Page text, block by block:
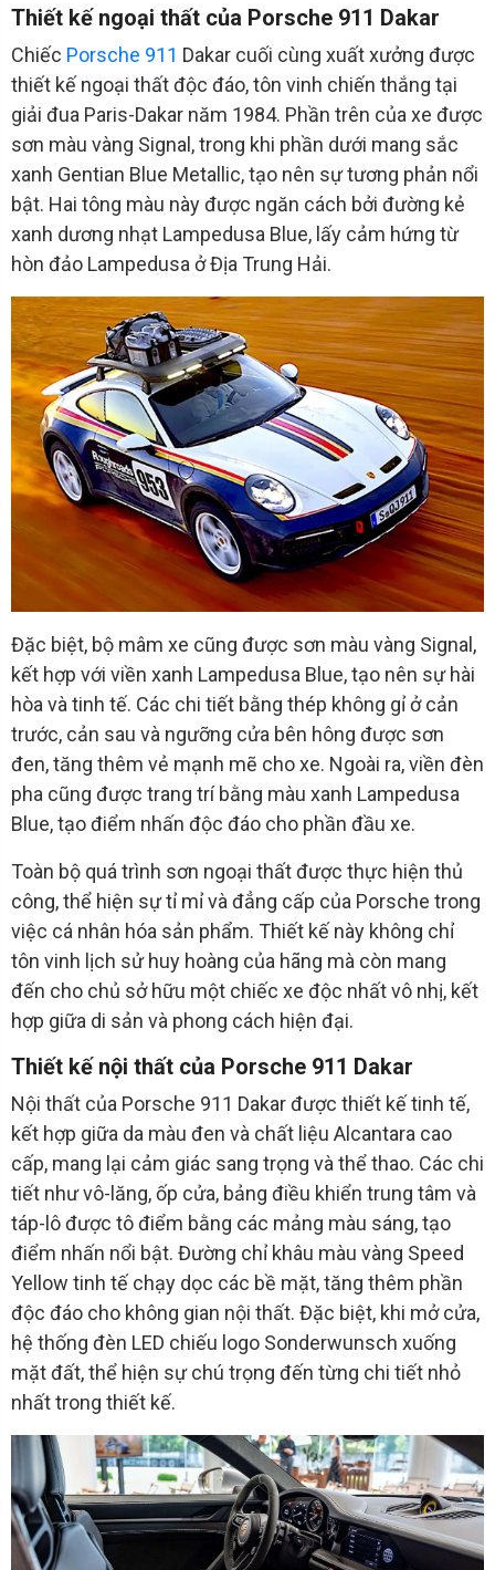
Thiết kế ngoại thất của Porsche 911 Dakar
Chiếc Porsche 911 Dakar cuối cùng xuất xưởng được
thiết kế ngoại thất độc đáo, tôn vinh chiến thắng tại
giải đua Paris-Dakar năm 1984. Phần trên của xe được
sơn màu vàng Signal, trong khi phần dưới mang sắc
xanh Gentian Blue Metallic, tạo nên sự tương phản nổi
bật. Hai tông màu này được ngăn cách bởi đường kẻ
xanh dương nhạt Lampedusa Blue, lấy cảm hứng từ
hòn đảo Lampedusa ở Địa Trung Hải.
Đặc biệt, bộ mâm xe cũng được sơn màu vàng Signal,
kết hợp với viền xanh Lampedusa Blue, tạo nên sự hài
hòa và tinh tế. Các chi tiết bằng thép không gỉ ở cản
trước, cản sau và ngưỡng cửa bên hông được sơn
đen, tăng thêm vẻ mạnh mẽ cho xe. Ngoài ra, viền đèn
pha cũng được trang trí bằng màu xanh Lampedusa
Blue, tạo điểm nhấn độc đáo cho phần đầu xe.
Toàn bộ quá trình sơn ngoại thất được thực hiện thủ
công, thể hiện sự tỉ mỉ và đẳng cấp của Porsche trong
việc cá nhân hóa sản phẩm. Thiết kế này không chỉ
tôn vinh lịch sử huy hoàng của hãng mà còn mang
đến cho chủ sở hữu một chiếc xe độc nhất vô nhị, kết
hợp giữa di sản và phong cách hiện đại.
Thiết kế nội thất của Porsche 911 Dakar
Nội thất của Porsche 911 Dakar được thiết kế tinh tế,
kết hợp giữa da màu đen và chất liệu Alcantara cao
cấp, mang lại cảm giác sang trọng và thể thao. Các chi
tiết như vô-lăng, ốp cửa, bảng điều khiển trung tâm và
táp-lô được tô điểm bằng các mảng màu sáng, tạo
điểm nhấn nổi bật. Đường chỉ khâu màu vàng Speed
Yellow tinh tế chạy dọc các bề mặt, tăng thêm phần
độc đáo cho không gian nội thất. Đặc biệt, khi mở cửa,
hệ thống đèn LED chiếu logo Sonderwunsch xuống
mặt đất, thể hiện sự chú trọng đến từng chi tiết nhỏ
nhất trong thiết kế.